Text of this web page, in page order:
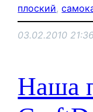
плоский,
03.02.2010
Наша